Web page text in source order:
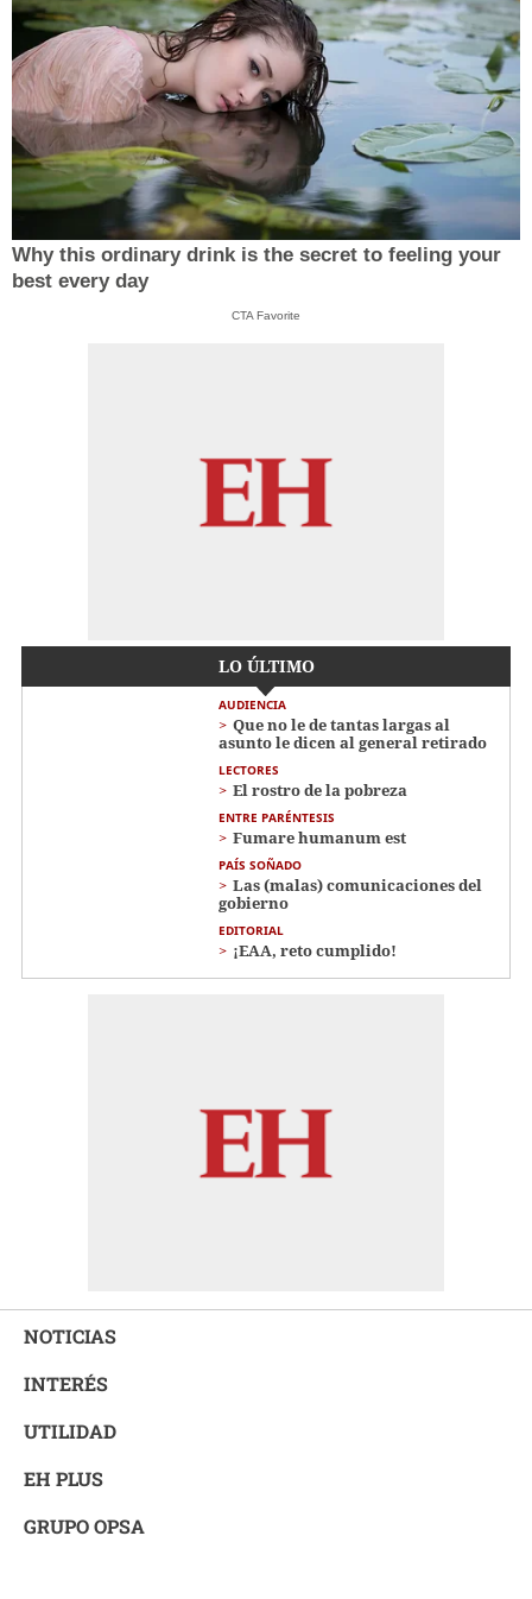
Why this ordinary drink is the secret to feeling your
best every day
CTA Favorite
LO ÚLTIMO
AUDIENCIA
Que no le de tantas largas al
asunto le dicen al general retirado
LECTORES
El rostro de la pobreza
ENTRE PARÉNTESIS
Fumare humanum est
PAÍS SOÑADO
Las (malas) comunicaciones del
gobierno
EDITORIAL
¡EAA, reto cumplido!
NOTICIAS
INTERÉS
UTILIDAD
EH PLUS
GRUPO OPSA